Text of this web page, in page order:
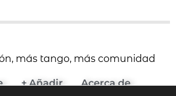
más tango, más comunidad
+ Añadir
Acerca de